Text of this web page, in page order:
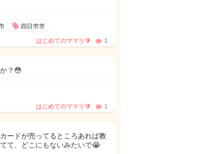
四日市市
はじめてのママリ🔰 1
？😳
はじめてのママリ🔰 1
ードが売ってるところあれば教
て、どこにもないみたいで😭